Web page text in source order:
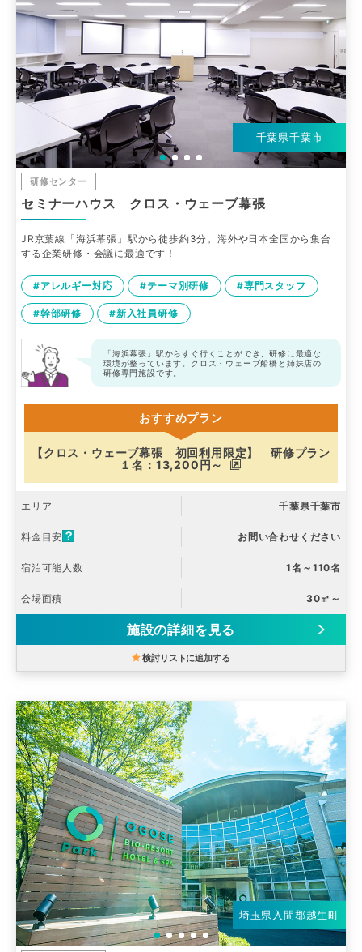
千葉県千葉市
研修センター
セミナーハウス クロス・ウェーブ幕張
JR京葉線「海浜幕張」駅から徒歩約3分。海外や日本全国から集合
する企業研修・会議に最適です！
#アレルギー対応 #テーマ別研修 #専門スタッフ
#幹部研修 #新入社員研修
「海浜幕張」駅からすぐ行くことができ、研修に最適な
環境が整っています。クロス・ウェーブ船橋と姉妹店の
研修専門施設です。
おすすめプラン
【クロス・ウェーブ幕張 初回利用限定】 研修プラン
１名：13,200円～
エリア 千葉県千葉市
料金目安 お問い合わせください
宿泊可能人数 1名～110名
会場面積 30㎡～
施設の詳細を見る
検討リストに追加する
埼玉県入間郡越生町